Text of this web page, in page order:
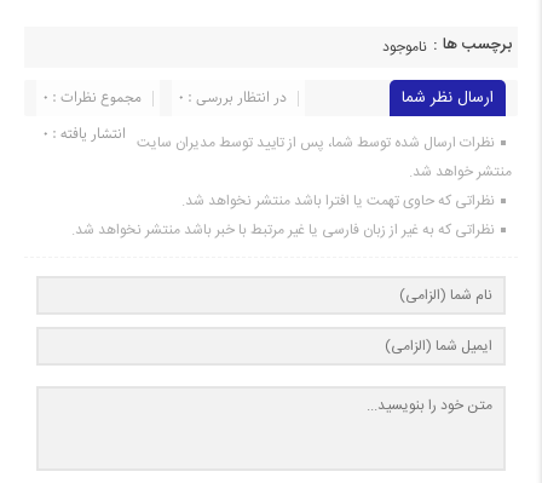
برچسب ها : ناموجود
ارسال نظر شما مجموع نظرات : 0
در انتظار بررسی : 0
انتشار یافته : 0 نظرات ارسال شده توسط شما، پس از تایید توسط مدیران سایت
منتشر خواهد شد.
نظراتی که حاوی تهمت یا افترا باشد منتشر نخواهد شد.
نظراتی که به غیر از زبان فارسی یا غیر مرتبط با خبر باشد منتشر نخواهد شد.